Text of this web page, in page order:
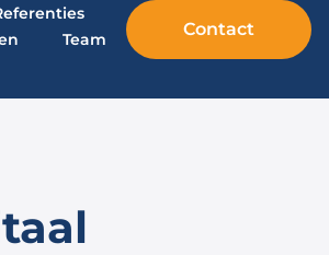
Contact
Team